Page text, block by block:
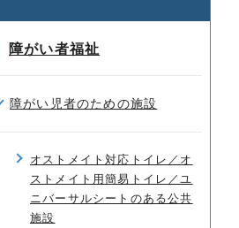
障がい者福祉
障がい児者のための施設
オストメイト対応トイレ／オ
ストメイト用簡易トイレ／ユ
ニバーサルシートのある公共
施設